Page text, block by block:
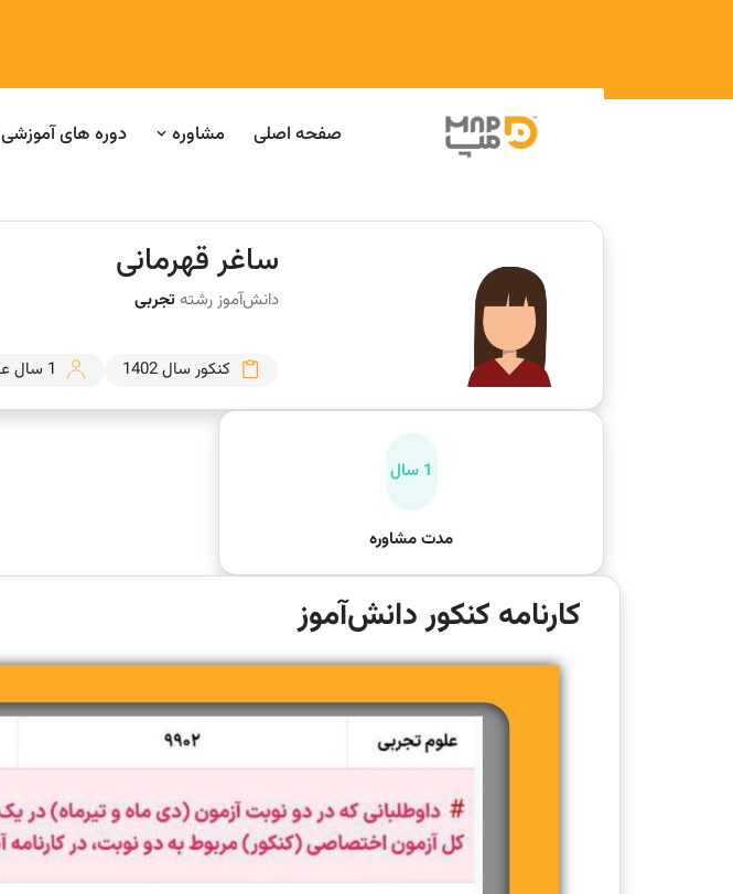
صفحه اصلی مشاوره دوره های آموزشی
ساغر قهرمانی
دانش‌آموز رشتهتجربی
کنکور سال 1402 1 سال عضو
1 سال
مدت مشاوره
کارنامه کنکور دانش‌آموز